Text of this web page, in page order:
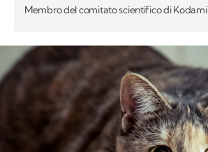
Membro del comitato scientifico di Kodami